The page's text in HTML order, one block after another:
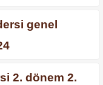
genel
2. dönem 2.